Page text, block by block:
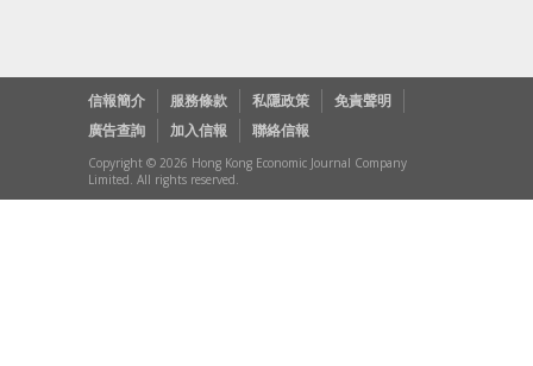
信報簡介 服務條款 私隱政策
免責聲明
廣告查詢
加入信報 聯絡信報
Copyright © 2026 Hong Kong Economic Journal Company
Limited. All rights reserved.